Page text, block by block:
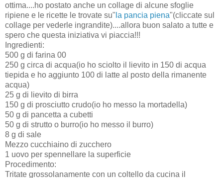
ottima....ho postato anche un collage di alcune sfoglie
ripiene e le ricette le trovate su" la pancia piena"(cliccate sul
collage per vederle ingrandite)....allora buon salato a tutte e
spero che questa iniziativa vi piaccia!!!
Ingredienti:
500 g di farina 00
250 g circa di acqua(io ho sciolto il lievito in 150 di acqua
tiepida e ho aggiunto 100 di latte al posto della rimanente
acqua)
25 g di lievito di birra
150 g di prosciutto crudo(io ho messo la mortadella)
50 g di pancetta a cubetti
50 g di strutto o burro(io ho messo il burro)
8 g di sale
Mezzo cucchiaino di zucchero
1 uovo per spennellare la superficie
Procedimento:
Tritate grossolanamente con un coltello da cucina il